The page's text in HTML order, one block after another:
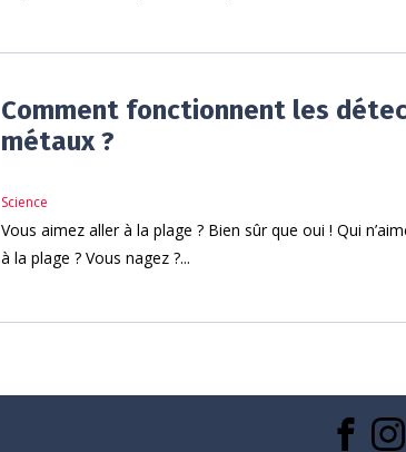
Comment fonctionnent les
métaux ?
Science
Vous aimez aller à la plage ? Bien sûr que oui ! Qui
à la plage ? Vous nagez ?...